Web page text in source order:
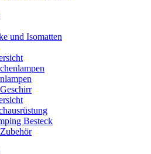
und Isomatten
Besteck